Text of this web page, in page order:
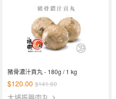
豬骨濃汁貢丸 - 180g / 1 kg
$120.00 $141.60
大埔振興肉丸